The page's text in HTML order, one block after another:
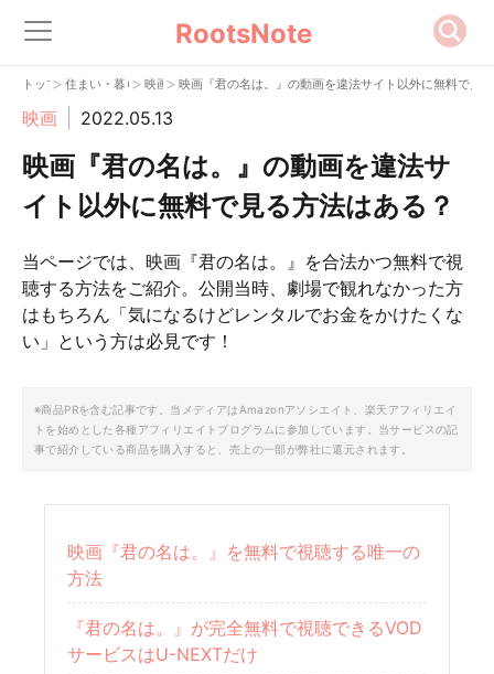
RootsNote
トップ> 住まい・暮らし
> 映画> 映画『君の名は。』の動画を違法サイト以外に無料で見
映画 2022.05.13
映画『君の名は。』の動画を違法サ
イト以外に無料で見る方法はある？
当ページでは、映画『君の名は。』を合法かつ無料で視
聴する方法をご紹介。公開当時、劇場で観れなかった方
はもちろん「気になるけどレンタルでお金をかけたくな
い」という方は必見です！
※商品PRを含む記事です。当メディアはAmazonアソシエイト、楽天アフィリエイ
トを始めとした各種アフィリエイトプログラムに参加しています。当サービスの記
事で紹介している商品を購入すると、売上の一部が弊社に還元されます。
映画『君の名は。』を無料で視聴する唯一の
方法
『君の名は。』が完全無料で視聴できるVOD
サービスはU-NEXTだけ